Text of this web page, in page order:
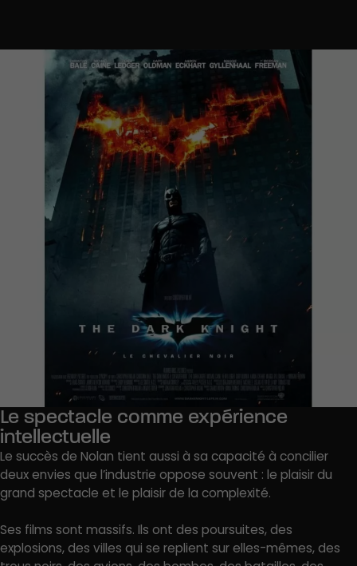
Le spectacle comme expérience
intellectuelle
Le succès de Nolan tient aussi à sa capacité à concilier
deux envies que l’industrie oppose souvent : le plaisir du
grand spectacle et le plaisir de la complexité.
Ses films sont massifs. Ils ont des poursuites, des
explosions, des villes qui se replient sur elles-mêmes, des